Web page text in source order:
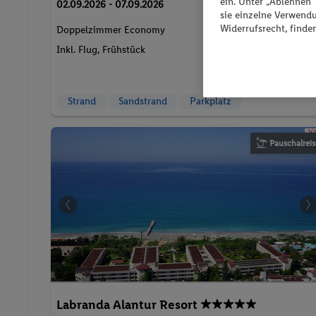
02.09.2026 - 07.09.2026
Doppelzimmer Economy
Inkl. Flug, Frühstück
2 Pers. / 5 Nächte
Strand Sandstrand Parkplatz
Labranda Alantur Resort
sie einzelne
Widerrufsrecht,